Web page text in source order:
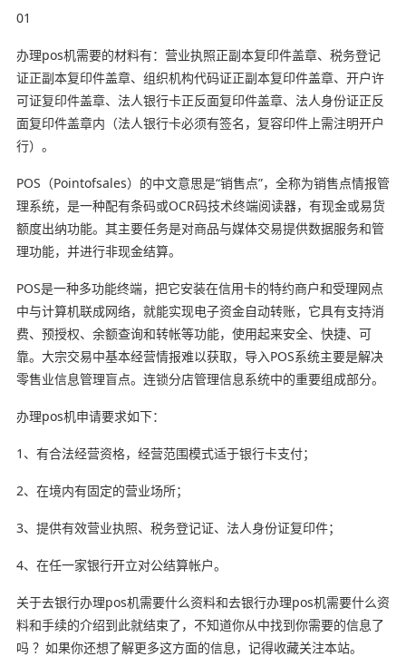
01
办理pos机需要的材料有：营业执照正副本复印件盖章、税务登记
证正副本复印件盖章、组织机构代码证正副本复印件盖章、开户许
可证复印件盖章、法人银行卡正反面复印件盖章、法人身份证正反
面复印件盖章内（法人银行卡必须有签名，复容印件上需注明开户
行）。
POS（Pointofsales）的中文意思是“销售点”，全称为销售点情报管
理系统，是一种配有条码或OCR码技术终端阅读器，有现金或易货
额度出纳功能。其主要任务是对商品与媒体交易提供数据服务和管
理功能，并进行非现金结算。
POS是一种多功能终端，把它安装在信用卡的特约商户和受理网点
中与计算机联成网络，就能实现电子资金自动转账，它具有支持消
费、预授权、余额查询和转帐等功能，使用起来安全、快捷、可
靠。大宗交易中基本经营情报难以获取，导入POS系统主要是解决
零售业信息管理盲点。连锁分店管理信息系统中的重要组成部分。
办理pos机申请要求如下：
1、有合法经营资格，经营范围模式适于银行卡支付；
2、在境内有固定的营业场所；
3、提供有效营业执照、税务登记证、法人身份证复印件；
4、在任一家银行开立对公结算帐户。
关于去银行办理pos机需要什么资料和去银行办理pos机需要什么资
料和手续的介绍到此就结束了，不知道你从中找到你需要的信息了
吗 ？如果你还想了解更多这方面的信息，记得收藏关注本站。